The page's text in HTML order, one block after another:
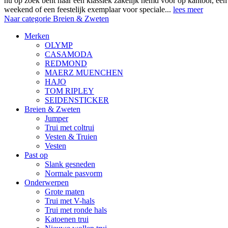
weekend of een feestelijk exemplaar voor speciale... lees meer
Naar categorie Breien & Zweten
Merken
OLYMP
CASAMODA
REDMOND
MAERZ MUENCHEN
HAJO
TOM RIPLEY
SEIDENSTICKER
Breien & Zweten
Jumper
Trui met coltrui
Vesten & Truien
Vesten
Past op
Slank gesneden
Normale pasvorm
Onderwerpen
Grote maten
Trui met V-hals
Trui met ronde hals
Katoenen trui